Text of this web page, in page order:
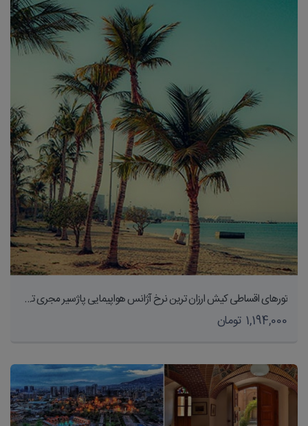
تورهای اقساطی کیش ارزان ترین نرخ آژانس هواپیمایی پاژسیر مجری تورهای داخلی و خارجی اقساطی از مشهد
1,194,000 تومان